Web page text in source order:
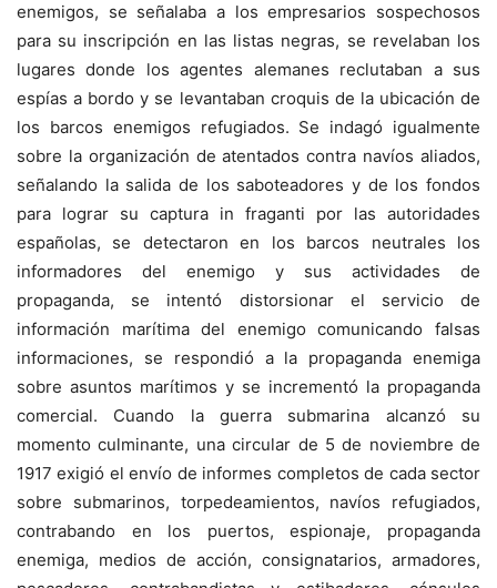
enemigos, se señalaba a los empresarios sospechosos
para su inscripción en las listas negras, se revelaban los
lugares donde los agentes alemanes reclutaban a sus
espías a bordo y se levantaban croquis de la ubicación de
los barcos enemigos refugiados. Se indagó igualmente
sobre la organización de atentados contra navíos aliados,
señalando la salida de los saboteadores y de los fondos
para lograr su captura in fraganti por las autoridades
españolas, se detectaron en los barcos neutrales los
informadores del enemigo y sus actividades de
propaganda, se intentó distorsionar el servicio de
información marítima del enemigo comunicando falsas
informaciones, se respondió a la propaganda enemiga
sobre asuntos marítimos y se incrementó la propaganda
comercial. Cuando la guerra submarina alcanzó su
momento culminante, una circular de 5 de noviembre de
1917 exigió el envío de informes completos de cada sector
sobre submarinos, torpedeamientos, navíos refugiados,
contrabando en los puertos, espionaje, propaganda
enemiga, medios de acción, consignatarios, armadores,